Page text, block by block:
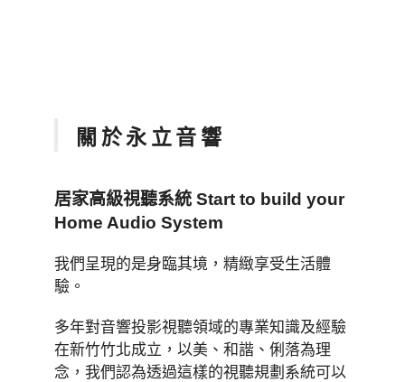
關於永立音響
居家高級視聽系統 Start to build your
Home Audio System
我們呈現的是身臨其境，精緻享受生活體
驗。
多年對音響投影視聽領域的專業知識及經驗
在新竹竹北成立，以美、和諧、俐落為理
念，我們認為透過這樣的視聽規劃系統可以